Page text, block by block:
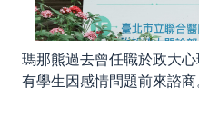
瑪那熊過去曾任職於政大
有學生因感情問題前來諮